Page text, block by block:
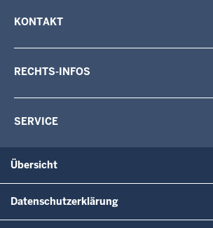
KONTAKT
RECHTS-INFOS
SERVICE
Übersicht
Datenschutzerklärung